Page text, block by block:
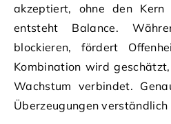
akzeptiert, ohne den Kern
entsteht Balance.
blockieren, fördert
Kombination wird
Wachstum verbindet.
Überzeugungen